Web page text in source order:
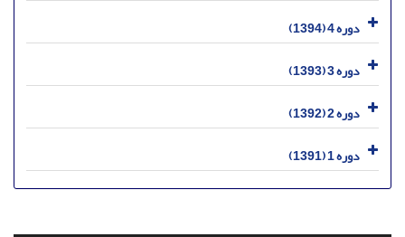
دوره 4 (1394)
دوره 3 (1393)
دوره 2 (1392)
دوره 1 (1391)